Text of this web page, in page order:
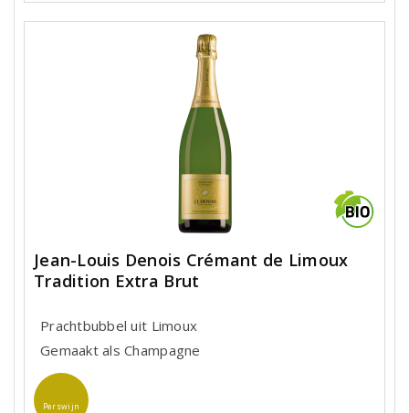
Jean-Louis Denois Crémant de Limoux
Tradition Extra Brut
Prachtbubbel uit Limoux
Gemaakt als Champagne
Perswijn